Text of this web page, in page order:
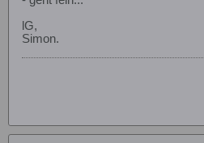
lG,
Simon.